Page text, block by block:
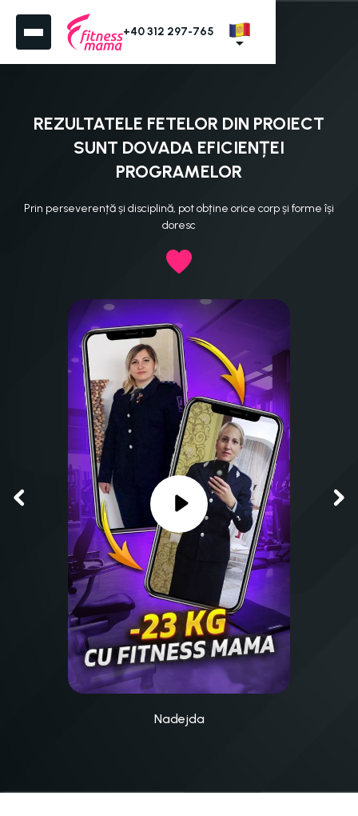
+40 312 297-765
REZULTATELE FETELOR DIN PROIECT
SUNT DOVADA EFICIENȚEI
PROGRAMELOR
Prin perseverență și disciplină, pot obține orice corp și forme își
doresc
Nadejda